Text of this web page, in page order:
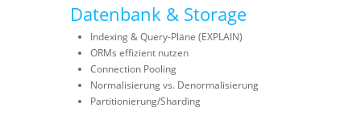
Datenbank & Storage
Indexing & Query-Pläne (EXPLAIN)
ORMs effizient nutzen
Connection Pooling
Normalisierung vs. Denormalisierung
Partitionierung/Sharding